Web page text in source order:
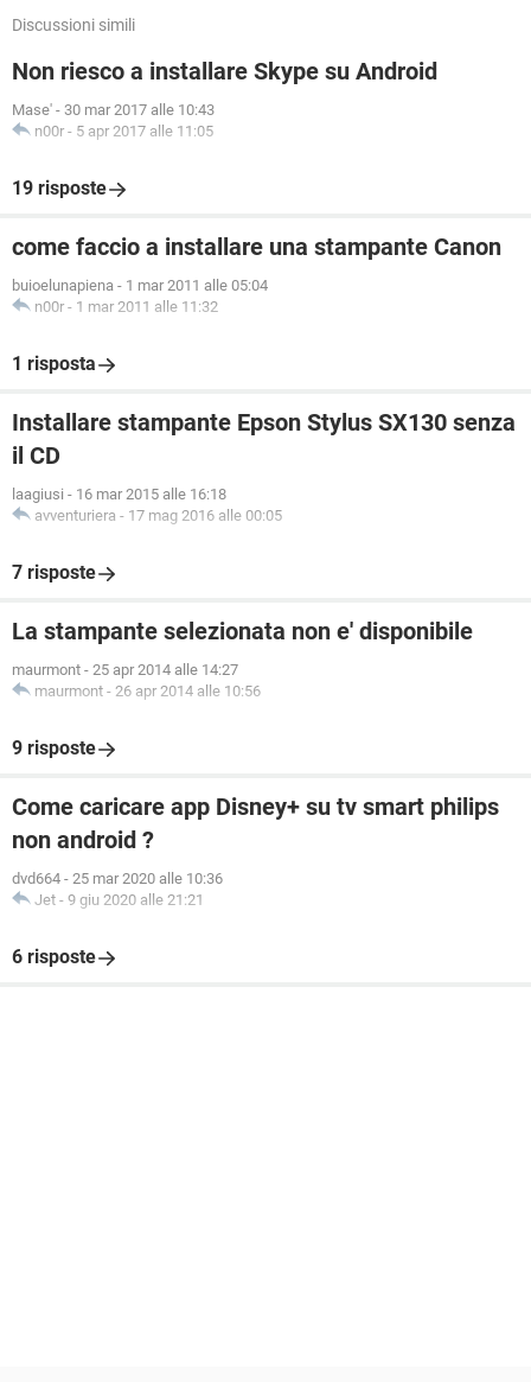
Discussioni simili
Non riesco a installare Skype su Android
Mase' - 30 mar 2017 alle 10:43
n00r - 5 apr 2017 alle 11:05
19 risposte
come faccio a installare una stampante Canon
buioelunapiena - 1 mar 2011 alle 05:04
n00r - 1 mar 2011 alle 11:32
1 risposta
Installare stampante Epson Stylus SX130 senza
il CD
laagiusi - 16 mar 2015 alle 16:18
avventuriera - 17 mag 2016 alle 00:05
7 risposte
La stampante selezionata non e' disponibile
maurmont - 25 apr 2014 alle 14:27
maurmont - 26 apr 2014 alle 10:56
9 risposte
Come caricare app Disney+ su tv smart philips
non android ?
dvd664 - 25 mar 2020 alle 10:36
Jet - 9 giu 2020 alle 21:21
6 risposte